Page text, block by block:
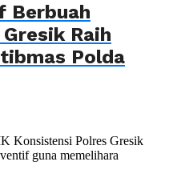
Berbuah
Raih
Polda
Konsistensi Polres Gresik
guna memelihara